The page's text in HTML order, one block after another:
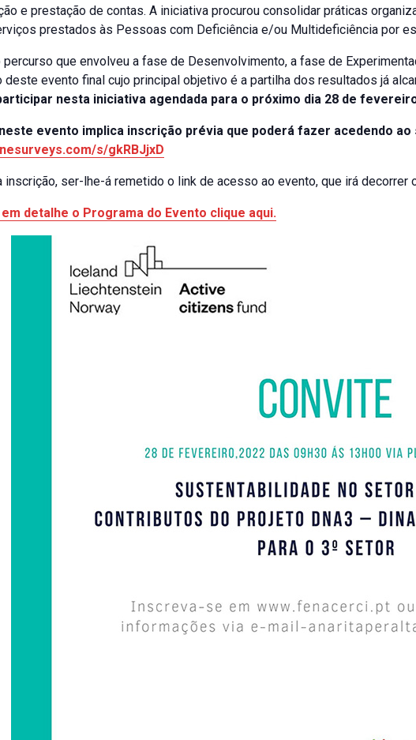
e prestação de contas. A iniciativa procurou consolidar práticas
prestados às Pessoas com Deficiência e/ou Multideficiência por
que envolveu a fase de Desenvolvimento, a fase de
deste evento final cujo principal objetivo é a partilha dos resultados já
nesta iniciativa agendada para o próximo dia 28 de
evento implica inscrição prévia que poderá fazer acedendo ao
s/gkRBJjxD
inscrição, ser-lhe-á remetido o link de acesso ao evento, que irá decorrer
detalhe o Programa do Evento clique aqui.